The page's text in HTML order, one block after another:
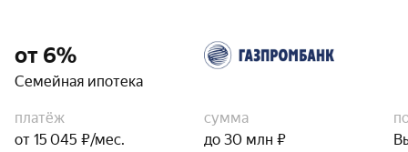
от 6%
Семейная ипотека
платёж
от 15 045 ₽/мес.
сумма
до 30 млн ₽